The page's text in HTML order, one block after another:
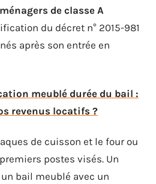
de classe A
du décret n° 2015-981
après son entrée en
meublé durée du bail :
revenus locatifs ?
de cuisson et le four ou
postes visés. Un
bail meublé avec un